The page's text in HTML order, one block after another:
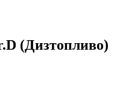
(Дизтопливо)